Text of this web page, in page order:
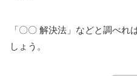
「〇〇 解決法」などと調べ
しょう。